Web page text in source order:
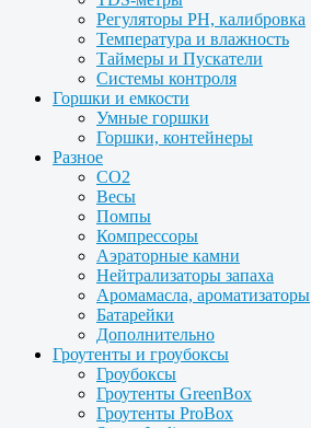
Регуляторы PH, калибровка
Температура и влажность
Таймеры и Пускатели
Системы контроля
Горшки и емкости
Умные горшки
Горшки, контейнеры
Разное
CO2
Весы
Помпы
Компрессоры
Аэраторные камни
Нейтрализаторы запаха
Аромамасла, ароматизаторы
Батарейки
Дополнительно
Гроутенты и гроубоксы
Гроубоксы
Гроутенты GreenBox
Гроутенты ProBox